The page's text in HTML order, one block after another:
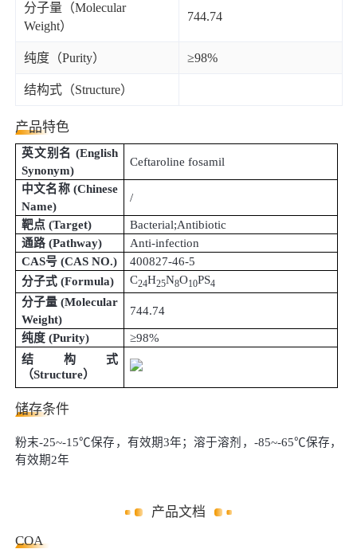
分子量（Molecular
Weight）
744.74
纯度（Purity） ≥98%
结构式（Structure）
产品特色
英文别名 (English
Synonym)
Ceftaroline fosamil
中文名称 (Chinese
Name)
/
靶点 (Target)
Bacterial;Antibiotic
通路 (Pathway)
Anti-infection
CAS号 (CAS NO.)
400827-46-5
分子式 (Formula) C24H25N8O10PS4
分子量 (Molecular
Weight)
744.74
纯度 (Purity)
≥98%
结构式
（Structure）
储存条件
粉末-25~-15℃保存，有效期3年；溶于溶剂，-85~-65℃保存，
有效期2年
产品文档
COA